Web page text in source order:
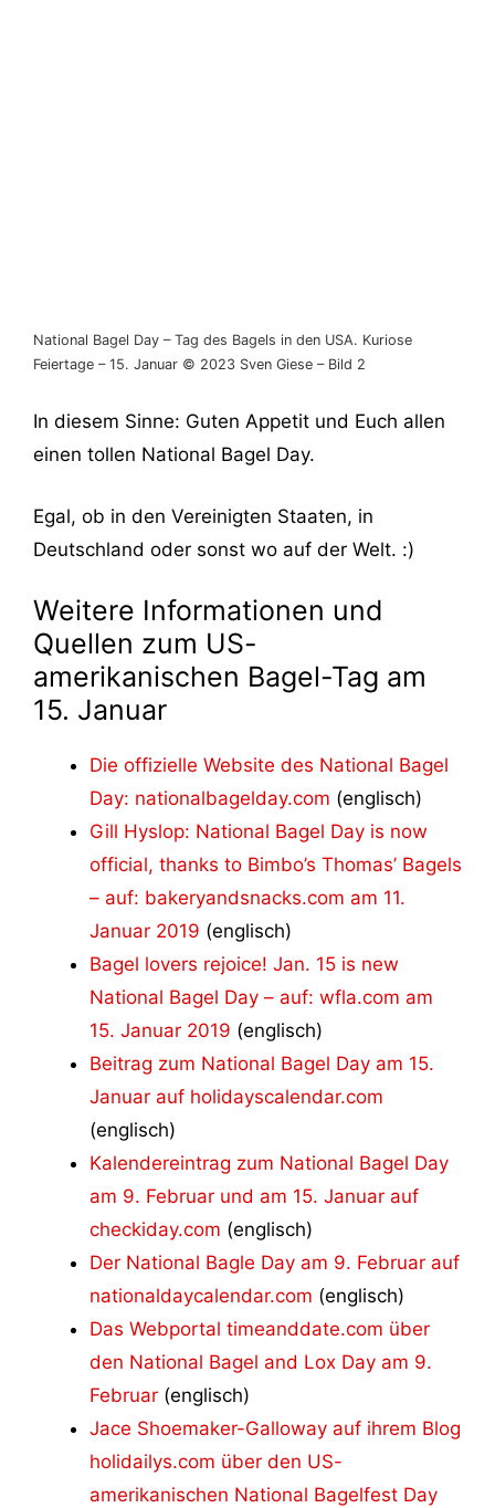
National Bagel Day – Tag des Bagels in den USA. Kuriose
Feiertage – 15. Januar © 2023 Sven Giese – Bild 2
In diesem Sinne: Guten Appetit und Euch allen
einen tollen National Bagel Day.
Egal, ob in den Vereinigten Staaten, in
Deutschland oder sonst wo auf der Welt. :)
Weitere Informationen und
Quellen zum US-
amerikanischen Bagel-Tag am
15. Januar
Die offizielle Website des National Bagel
Day: nationalbagelday.com (englisch)
Gill Hyslop: National Bagel Day is now
official, thanks to Bimbo’s Thomas’ Bagels
– auf: bakeryandsnacks.com am 11.
Januar 2019 (englisch)
Bagel lovers rejoice! Jan. 15 is new
National Bagel Day – auf: wfla.com am
15. Januar 2019 (englisch)
Beitrag zum National Bagel Day am 15.
Januar auf holidayscalendar.com
(englisch)
Kalendereintrag zum National Bagel Day
am 9. Februar und am 15. Januar auf
checkiday.com (englisch)
Der National Bagle Day am 9. Februar auf
nationaldaycalendar.com (englisch)
Das Webportal timeanddate.com über
den National Bagel and Lox Day am 9.
Februar (englisch)
Jace Shoemaker-Galloway auf ihrem Blog
holidailys.com über den US-
amerikanischen National Bagelfest Day